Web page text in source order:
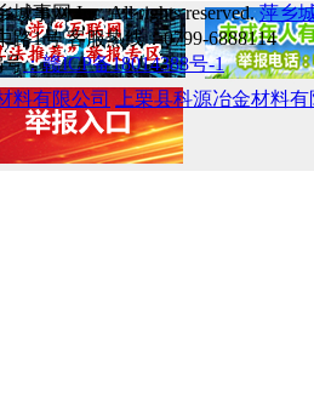
城事网 Inc. All rights reserved.萍乡
1号 客服热线：0799-6888114
号：赣ICP备18014388号-1
料有限公司 上栗县科源冶金材料